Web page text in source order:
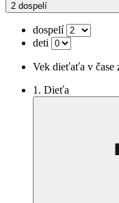
2 dospelí
dospelí
deti
Vek dieťaťa v čase
1. Dieťa